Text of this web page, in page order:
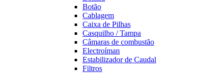
Botão
Cablagem
Caixa de Pilhas
Casquilho / Tampa
Câmaras de combustão
Electroíman
Estabilizador de Caudal
Filtros